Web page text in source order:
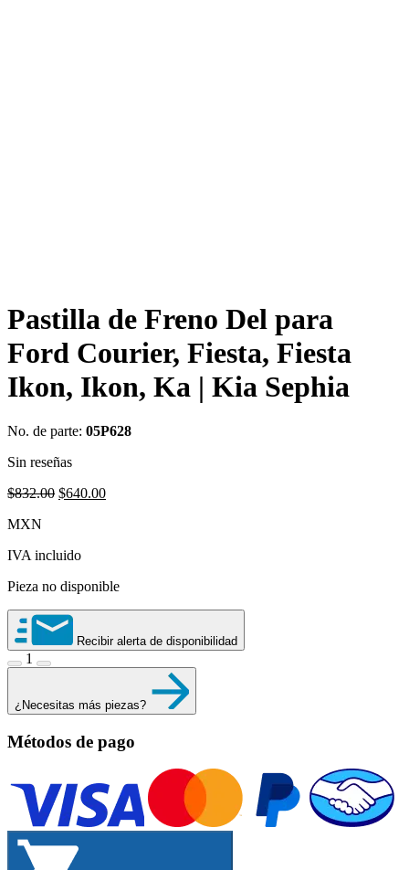
Pastilla de Freno Del para
Ford Courier, Fiesta, Fiesta
Ikon, Ikon, Ka | Kia Sephia
No. de parte: 05P628
Sin reseñas
$832.00 Original
$640.00Current
MXN
IVA incluido
Pieza no disponible
Recibir alerta de disponibilidad
1
¿Necesitas más piezas?
Métodos de pago